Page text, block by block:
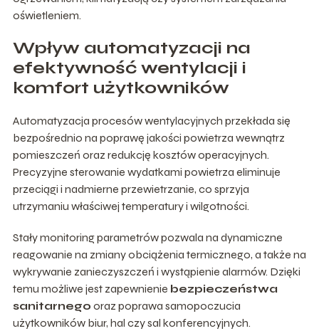
oświetleniem.
Wpływ automatyzacji na
efektywność wentylacji i
komfort użytkowników
Automatyzacja procesów wentylacyjnych przekłada się
bezpośrednio na poprawę jakości powietrza wewnątrz
pomieszczeń oraz redukcję kosztów operacyjnych.
Precyzyjne sterowanie wydatkami powietrza eliminuje
przeciągi i nadmierne przewietrzanie, co sprzyja
utrzymaniu właściwej temperatury i wilgotności.
Stały monitoring parametrów pozwala na dynamiczne
reagowanie na zmiany obciążenia termicznego, a także na
wykrywanie zanieczyszczeń i wystąpienie alarmów. Dzięki
temu możliwe jest zapewnienie bezpieczeństwa
sanitarnego oraz poprawa samopoczucia
użytkowników biur, hal czy sal konferencyjnych.